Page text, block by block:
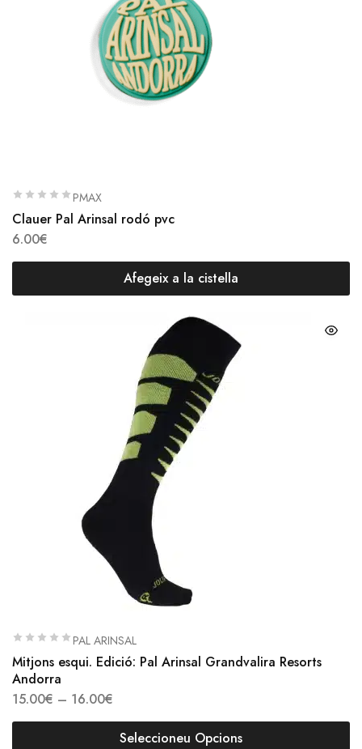
PMAX
Clauer Pal Arinsal rodó pvc
6.00€
Afegeix a la cistella
PAL ARINSAL
Mitjons esqui. Edició: Pal Arinsal Grandvalira Resorts
Andorra
15.00€ – 16.00€
Seleccioneu Opcions